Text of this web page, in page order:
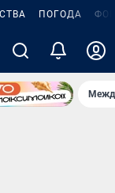
ПОГОДА